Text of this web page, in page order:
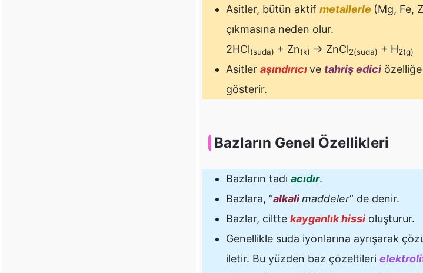
Asitler, bütün aktif metallerle (Mg, Fe,
çıkmasına neden olur.
2HCl(suda) + Zn(k) → ZnCl2(suda) + H2(g)
Asitler aşındırıcıve tahriş edici
gösterir.
Bazların Genel Özellikleri
Bazların tadı acıdır.
Bazlara, “alkalimaddeler” de denir.
Bazlar, ciltte kayganlık hissi oluşturur.
Genellikle suda iyonlarına ayrışarak
iletir. Bu yüzden baz çözeltileri